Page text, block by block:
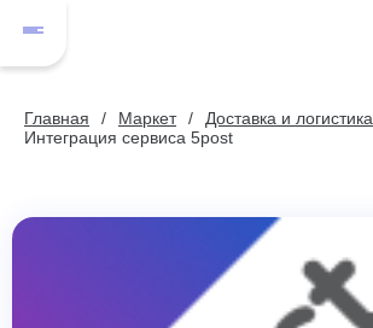
Главная Маркет
Доставка и логистика
Интеграция сервиса 5post